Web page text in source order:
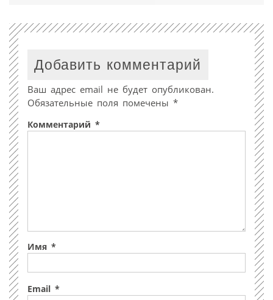
Добавить комментарий
Ваш адрес email не будет опубликован.
Обязательные поля помечены *
Комментарий *
Имя *
Email *